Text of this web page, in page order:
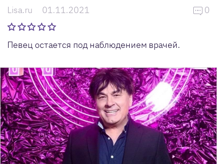
Lisa.ru 01.11.2021 0
Певец остается под наблюдением врачей.